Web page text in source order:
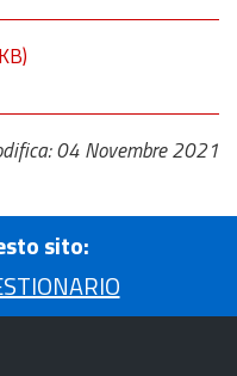
04 Novembre 2021
sito: